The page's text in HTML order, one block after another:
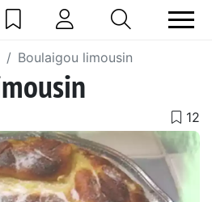
Boulaigou limousin